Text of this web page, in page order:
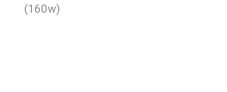
(160w)